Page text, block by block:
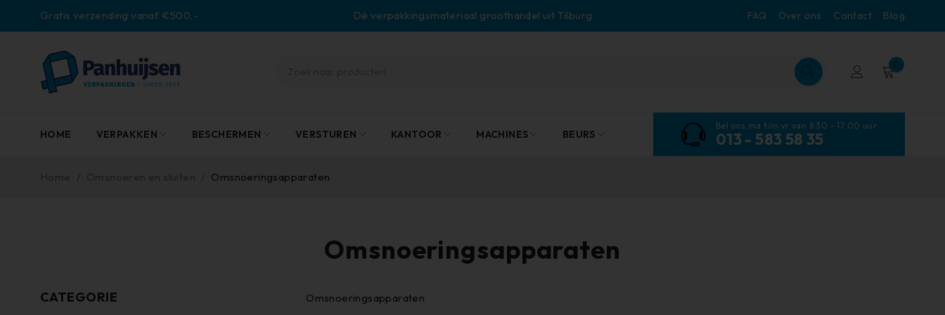
Gratis verzending vanaf €500,- Dé verpakkingsmateriaal groothandel uit Tilburg FAQ Over ons Contact Blog
0
HOME VERPAKKEN BESCHERMEN VERSTUREN KANTOOR MACHINES BEURS
Bel ons ma t/m vr van 8:30 - 17:00 uur
013 - 583 58 35
Omsnoeringsapparaten
Omsnoeringsapparaten
CATEGORIE Omsnoeringsapparaten